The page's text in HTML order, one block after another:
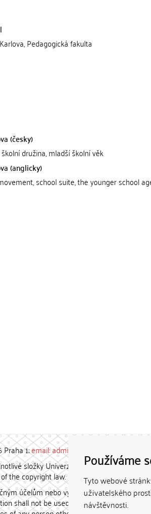
Používáme
Tyto webové
uživatelského
návštěvnosti.
Pedagogická fakulta
(česky)
družina, mladší školní věk
(anglicky)
school suite, the younger school
Praha 1;email: admin-repozitar [at] cuni.cz
složky Univerzity Karlovy. / Each
the copyright law.
účelům nebo vydávány za studijní,
shall not be used for any commercial